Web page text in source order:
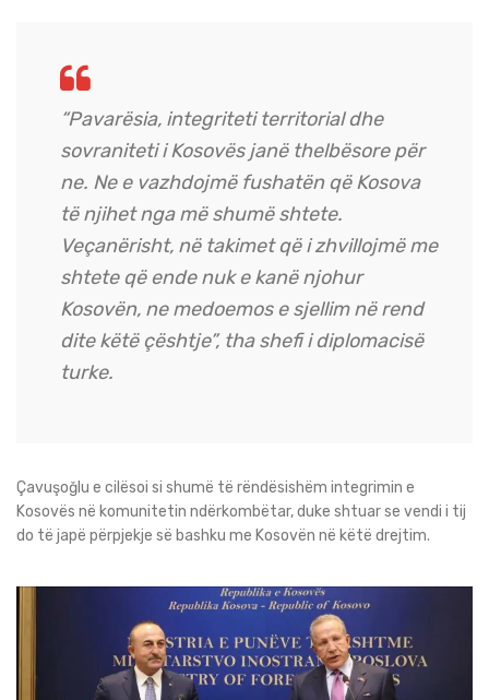
“Pavarësia, integriteti territorial dhe
sovraniteti i Kosovës janë thelbësore për
ne. Ne e vazhdojmë fushatën që Kosova
të njihet nga më shumë shtete.
Veçanërisht, në takimet që i zhvillojmë me
shtete që ende nuk e kanë njohur
Kosovën, ne medoemos e sjellim në rend
dite këtë çështje”, tha shefi i diplomacisë
turke.
Çavuşoğlu e cilësoi si shumë të rëndësishëm integrimin e
Kosovës në komunitetin ndërkombëtar, duke shtuar se vendi i tij
do të japë përpjekje së bashku me Kosovën në këtë drejtim.